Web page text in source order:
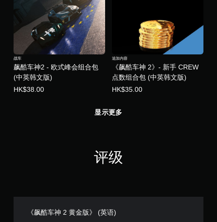
飙酷车神2 - 欧式峰会组合包
(中英韩文版)
战车
HK$38.00
《飙酷车神 2》- 新手 CREW
点数组合包 (中英韩文版)
追加内容
HK$35.00
显示更多
评级
《飙酷车神 2 黄金版》 (英语)